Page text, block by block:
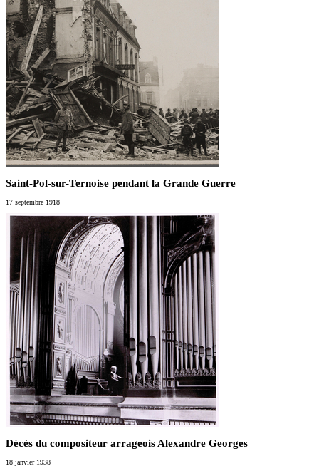
Saint-Pol-sur-Ternoise pendant la Grande Guerre
17 septembre 1918
Décès du compositeur arrageois Alexandre Georges
18 janvier 1938